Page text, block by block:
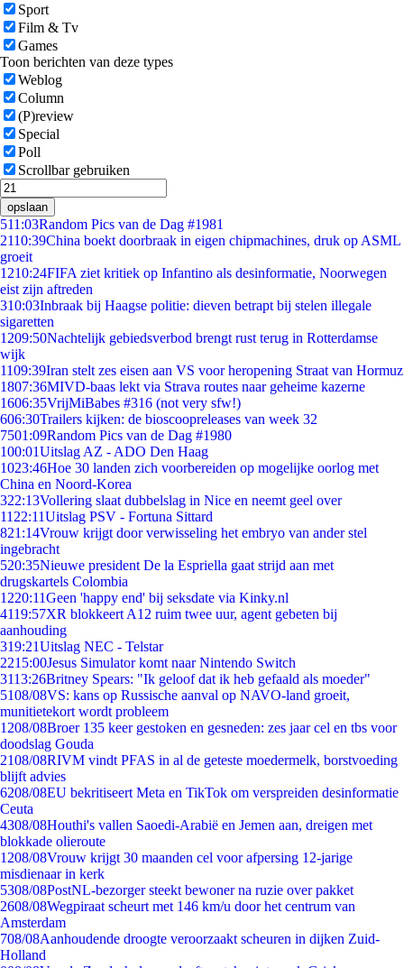
Sport
Film & Tv
Games
Toon berichten van deze types
Weblog
Column
(P)review
Special
Poll
Scrollbar gebruiken
opslaan
511:03Random Pics van de Dag #1981
2110:39China boekt doorbraak in eigen chipmachines, druk op ASML
groeit
1210:24FIFA ziet kritiek op Infantino als desinformatie, Noorwegen
eist zijn aftreden
310:03Inbraak bij Haagse politie: dieven betrapt bij stelen illegale
sigaretten
1209:50Nachtelijk gebiedsverbod brengt rust terug in Rotterdamse
wijk
1109:39Iran stelt zes eisen aan VS voor heropening Straat van Hormuz
1807:36MIVD-baas lekt via Strava routes naar geheime kazerne
1606:35VrijMiBabes #316 (not very sfw!)
606:30Trailers kijken: de bioscoopreleases van week 32
7501:09Random Pics van de Dag #1980
100:01Uitslag AZ - ADO Den Haag
1023:46Hoe 30 landen zich voorbereiden op mogelijke oorlog met
China en Noord-Korea
322:13Vollering slaat dubbelslag in Nice en neemt geel over
11 22:11Uitslag PSV - Fortuna Sittard
821:14Vrouw krijgt door verwisseling het embryo van ander stel
ingebracht
520:35Nieuwe president De la Espriella gaat strijd aan met
drugskartels Colombia
1220:11Geen 'happy end' bij seksdate via Kinky.nl
4119:57XR blokkeert A12 ruim twee uur, agent gebeten bij
aanhouding
319:21Uitslag NEC - Telstar
2215:00Jesus Simulator komt naar Nintendo Switch
3113:26Britney Spears: "Ik geloof dat ik heb gefaald als moeder"
5108/08VS: kans op Russische aanval op NAVO-land groeit,
munitietekort wordt probleem
1208/08Broer 135 keer gestoken en gesneden: zes jaar cel en tbs voor
doodslag Gouda
2108/08RIVM vindt PFAS in al de geteste moedermelk, borstvoeding
blijft advies
6208/08EU bekritiseert Meta en TikTok om verspreiden desinformatie
Ceuta
4308/08Houthi's vallen Saoedi-Arabië en Jemen aan, dreigen met
blokkade olieroute
1208/08Vrouw krijgt 30 maanden cel voor afpersing 12-jarige
misdienaar in kerk
5308/08PostNL-bezorger steekt bewoner na ruzie over pakket
2608/08Wegpiraat scheurt met 146 km/u door het centrum van
Amsterdam
708/08Aanhoudende droogte veroorzaakt scheuren in dijken Zuid-
Holland